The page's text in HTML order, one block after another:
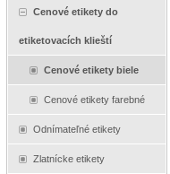
Cenové etikety do
etiketovacích klieští
Cenové etikety biele
Cenové etikety farebné
Odnímateľné etikety
Zlatnícke etikety